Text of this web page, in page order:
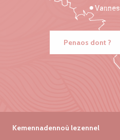
Vannes
Penaos dont ?
Kemennadennoù lezennel